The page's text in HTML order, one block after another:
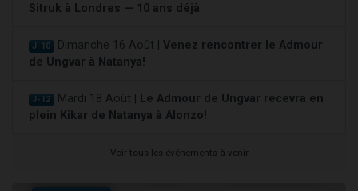
Sitruk à Londres — 10 ans déjà
J-10 Dimanche 16 Août | Venez rencontrer le Admour
de Ungvar à Natanya!
J-12 Mardi 18 Août |
Le Admour de Ungvar recevra en
plein Kikar de Natanya à Alonzo!
Voir tous les événements à venir